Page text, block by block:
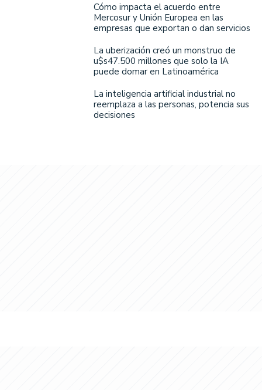
Cómo impacta el acuerdo entre
Mercosur y Unión Europea en las
empresas que exportan o dan servicios
La uberización creó un monstruo de
u$s47.500 millones que solo la IA
puede domar en Latinoamérica
La inteligencia artificial industrial no
reemplaza a las personas, potencia sus
decisiones